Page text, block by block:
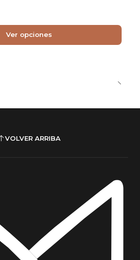
Ver opciones
VOLVER ARRIBA